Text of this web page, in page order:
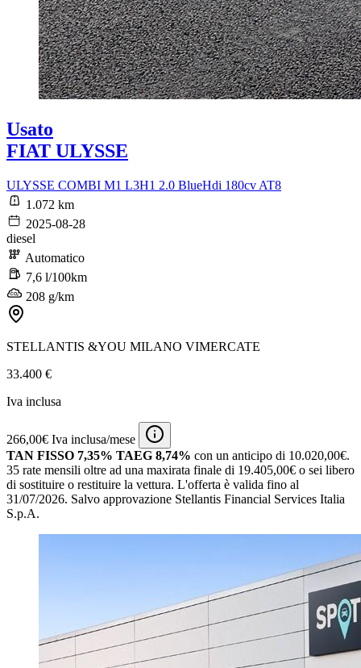
Usato
FIAT ULYSSE
ULYSSE COMBI M1 L3H1 2.0 BlueHdi 180cv AT8
1.072 km
2025-08-28
diesel
Automatico
7,6 l/100km
208 g/km
STELLANTIS &YOU MILANO VIMERCATE
33.400 €
Iva inclusa
266,00€ Iva inclusa/mese
TAN FISSO 7,35% TAEG 8,74% con un anticipo di 10.020,00€.
35 rate mensili oltre ad una maxirata finale di 19.405,00€ o sei libero
di sostituire o restituire la vettura. L'offerta è valida fino al
31/07/2026. Salvo approvazione Stellantis Financial Services Italia
S.p.A.